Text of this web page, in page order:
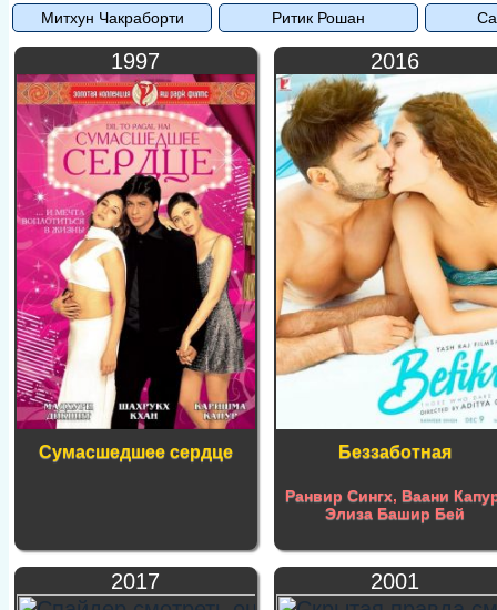
Митхун Чакраборти
Ритик Рошан
1997
Сумасшедшее сердце
2016
Беззаботная
Ранвир Сингх,Ваани
Элиза Башир Бей
2017 2001